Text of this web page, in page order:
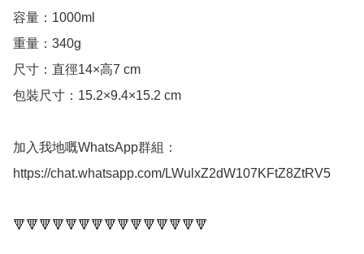
容量：1000ml
重量：340g
尺寸：直徑14×高7 cm
包裝尺寸：15.2×9.4×15.2 cm
加入我地嘅WhatsApp群組：
https://chat.whatsapp.com/LWulxZ2dW107KFtZ8ZtRV5
🔻🔻🔻🔻🔻🔻🔻🔻🔻🔻🔻🔻🔻🔻🔻